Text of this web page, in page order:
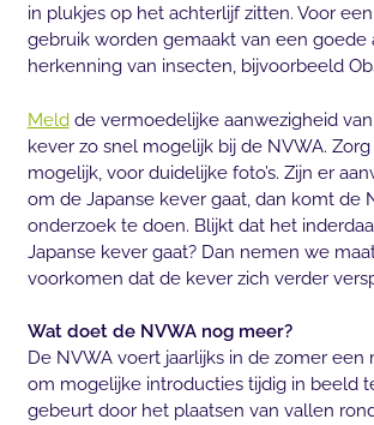
in plukjes op het achterlijf zitten. Voor
gebruik worden gemaakt van een goede
herkenning van insecten, bijvoorbeeld
Meldde vermoedelijke aanwezigheid
kever zo snel mogelijk bij de NVWA. Zorg
mogelijk, voor duidelijke foto’s. Zijn er
om de Japanse kever gaat, dan komt de
onderzoek te doen. Blijkt dat het
Japanse kever gaat? Dan nemen we
voorkomen dat de kever zich verder
Wat doet de NVWA nog meer?
De NVWA voert jaarlijks in de zomer een
om mogelijke introducties tijdig in beeld
gebeurt door het plaatsen van vallen